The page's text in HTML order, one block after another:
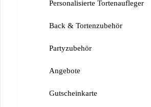
Personalisierte Tortenaufleger
Back & Tortenzubehör
Partyzubehör
Angebote
Gutscheinkarte